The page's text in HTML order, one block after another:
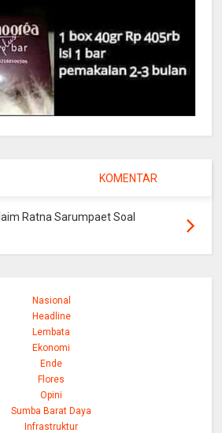
KOMENTAR
Ratna Sarumpaet Soal
Nasional
Headline
Lembata
Ekonomi
Ende
Flores
Opini
Sumba Barat Daya
Infrastruktur